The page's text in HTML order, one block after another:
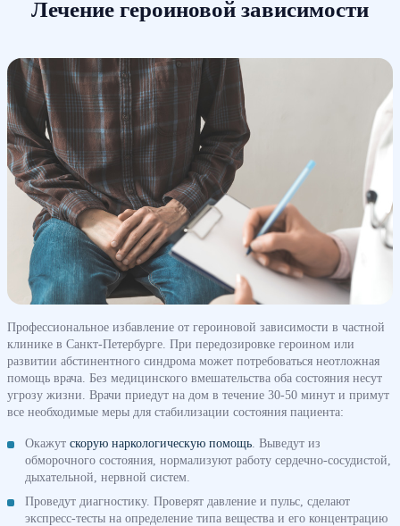
Лечение героиновой зависимости
Профессиональное избавление от героиновой зависимости в частной
клинике в Санкт-Петербурге. При передозировке героином или
развитии абстинентного синдрома может потребоваться неотложная
помощь врача. Без медицинского вмешательства оба состояния несут
угрозу жизни. Врачи приедут на дом в течение 30-50 минут и примут
все необходимые меры для стабилизации состояния пациента:
Окажут скорую наркологическую помощь . Выведут из
обморочного состояния, нормализуют работу сердечно-сосудистой,
дыхательной, нервной систем.
Проведут диагностику. Проверят давление и пульс, сделают
экспресс-тесты на определение типа вещества и его концентрацию